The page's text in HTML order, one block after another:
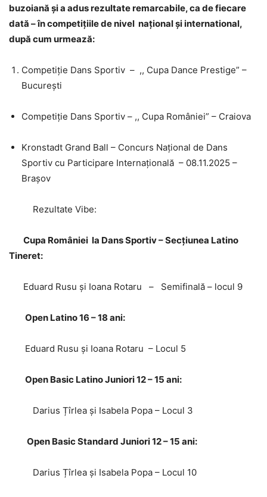
buzoiană și a adus rezultate remarcabile, ca de fiecare
dată – în competițiile de nivel național și international,
după cum urmează:
Competiţie Dans Sportiv – ,, Cupa Dance Prestige” –
București
Competiţie Dans Sportiv – ,, Cupa României” – Craiova
Kronstadt Grand Ball – Concurs Național de Dans
Sportiv cu Participare Internațională – 08.11.2025 –
Brașov
Rezultate Vibe:
Cupa României la Dans Sportiv – Secțiunea Latino
Tineret:
Eduard Rusu și Ioana Rotaru – Semifinală – locul 9
Open Latino 16 – 18 ani:
Eduard Rusu și Ioana Rotaru – Locul 5
Open Basic Latino Juniori 12 – 15 ani:
Darius Țîrlea și Isabela Popa – Locul 3
Open Basic Standard Juniori 12 – 15 ani:
Darius Țîrlea și Isabela Popa – Locul 10